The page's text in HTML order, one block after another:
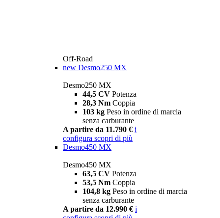
Off-Road
new Desmo250 MX
Desmo250 MX
44,5 CV Potenza
28,3 Nm Coppia
103 kg Peso in ordine di marcia
senza carburante
A partire da 11.790 € i
configura scopri di più
Desmo450 MX
Desmo450 MX
63,5 CV Potenza
53,5 Nm Coppia
104,8 kg Peso in ordine di marcia
senza carburante
A partire da 12.990 € i